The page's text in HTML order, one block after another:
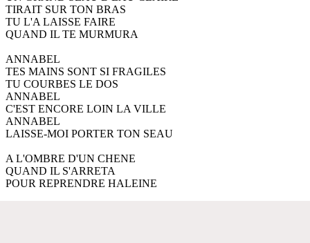
TIRAIT SUR TON BRAS
TU L'A LAISSE FAIRE
QUAND IL TE MURMURA
ANNABEL
TES MAINS SONT SI FRAGILES
TU COURBES LE DOS
ANNABEL
C'EST ENCORE LOIN LA VILLE
ANNABEL
LAISSE-MOI PORTER TON SEAU
A L'OMBRE D'UN CHENE
QUAND IL S'ARRETA
POUR REPRENDRE HALEINE